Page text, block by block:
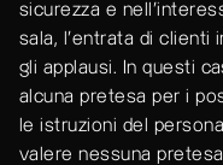
sicurezza e
sala, l’entrata di clienti
gli applausi. In questi
alcuna pretesa per i
le istruzioni del
valere nessuna